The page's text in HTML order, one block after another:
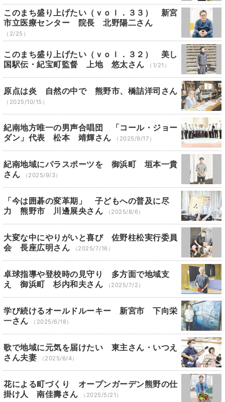
このまち盛り上げたい（ｖｏｌ．３３） 新宮
市立医療センター 院長 北野陽二さん
（2/25）
このまち盛り上げたい（ｖｏｌ．３２） 美し
国駅伝・紀宝町監督 上地 悠太さん
（1/21）
原点は炎 自然の中で 熊野市、橋詰洋司さん
（2025/10/15）
紀南地方唯一の男声合唱団 「コール・ジョー
ダン」代表 松本 靖輝さん
（2025/9/17）
紀南地域にパラスポーツを 御浜町 垣本一貴
さん
（2025/9/3）
「今は囲碁の変革期」 子どもへの普及に尽
力 熊野市 川邊展央さん
（2025/8/6）
大変な中にやりがいと喜び 佐野柱松実行委員
会 長座広明さん
（2025/7/16）
卓球指導や登校時の見守り 多方面で地域支
え 御浜町 杉内和夫さん
（2025/7/2）
学び続けるオールドルーキー 新宮市 下向栄
一さん
（2025/6/18）
歌で地域に元気を届けたい 東主さん・いつえ
さん夫妻
（2025/6/4）
花による町づくり オープンガーデン熊野の仕
掛け人 南佳壽さん
（2025/5/21）